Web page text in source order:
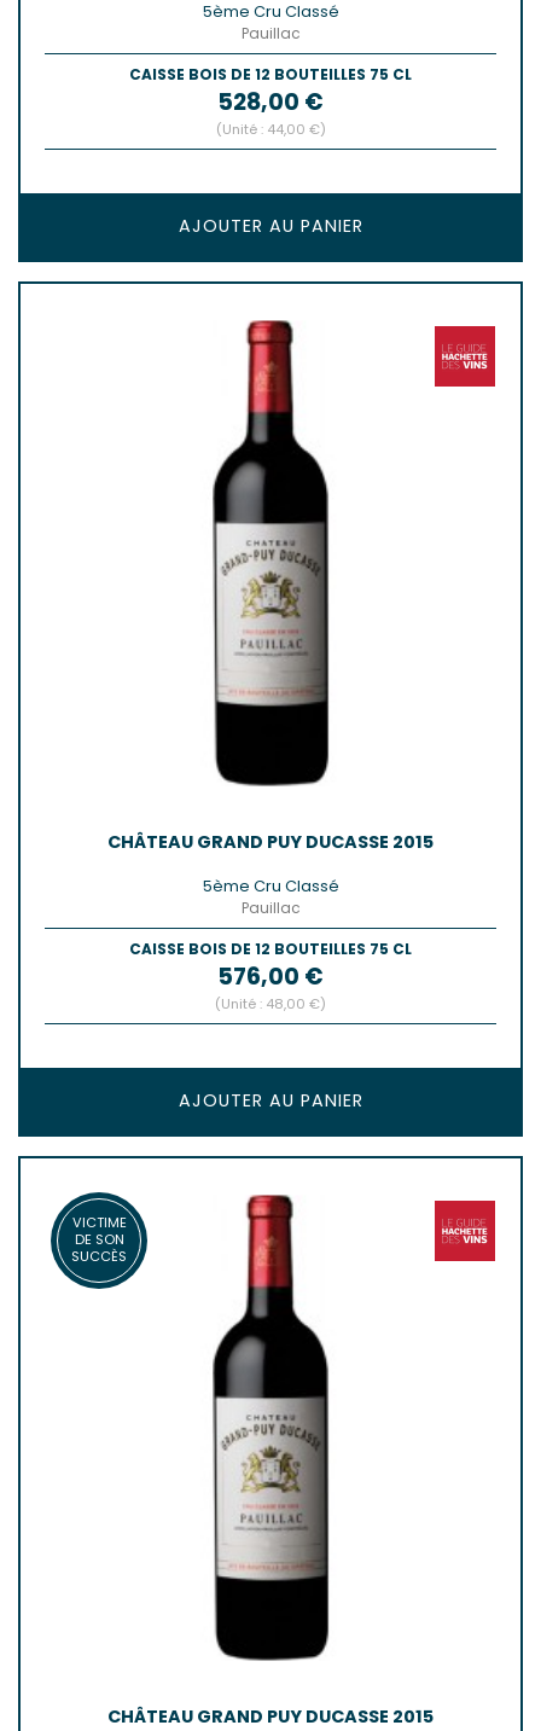
5ème Cru Classé
Pauillac
CAISSE BOIS DE 12 BOUTEILLES 75 CL
Prix
528,00 €
(Unité : 44,00 €)
AJOUTER AU PANIER
CHÂTEAU GRAND PUY DUCASSE 2015
5ème Cru Classé
Pauillac
CAISSE BOIS DE 12 BOUTEILLES 75 CL
Prix
576,00 €
(Unité : 48,00 €)
AJOUTER AU PANIER
CHÂTEAU GRAND PUY DUCASSE 2015
VICTIME
DE SON
SUCCÈS